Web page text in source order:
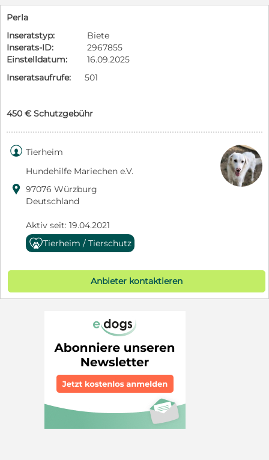
Perla
Inseratstyp:
Biete
Inserats-ID:
2967855
Einstelldatum:
16.09.2025
Inseratsaufrufe:
501
450 € Schutzgebühr
 Tierheim
Hundehilfe Mariechen e.V.
 97076 Würzburg
Deutschland
Aktiv seit: 19.04.2021
Tierheim / Tierschutz
Anbieter kontaktieren